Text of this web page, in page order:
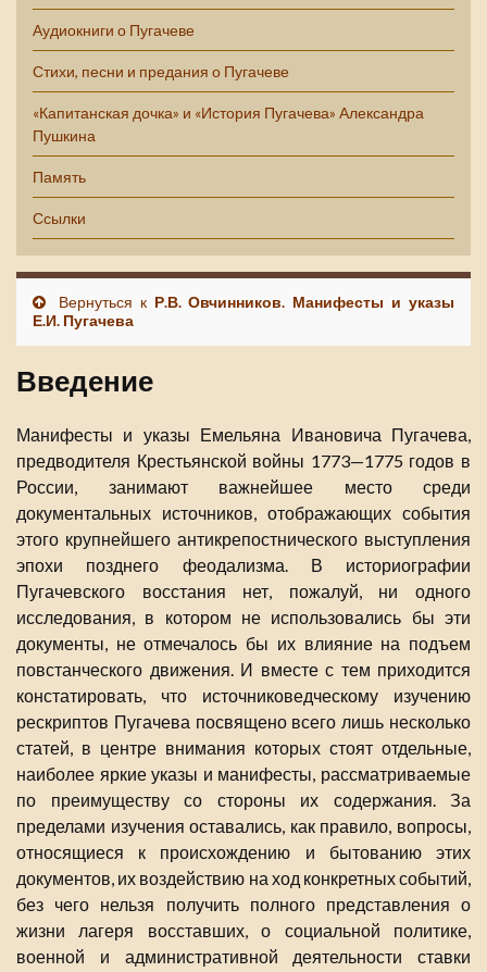
Аудиокниги о Пугачеве
Стихи, песни и предания о Пугачеве
«Капитанская дочка» и «История Пугачева» Александра
Пушкина
Память
Ссылки
Вернуться к Р.В. Овчинников. Манифесты и указы
Е.И. Пугачева
Введение
Манифесты и указы Емельяна Ивановича Пугачева,
предводителя Крестьянской войны 1773—1775 годов в
России, занимают важнейшее место среди
документальных источников, отображающих события
этого крупнейшего антикрепостнического выступления
эпохи позднего феодализма. В историографии
Пугачевского восстания нет, пожалуй, ни одного
исследования, в котором не использовались бы эти
документы, не отмечалось бы их влияние на подъем
повстанческого движения. И вместе с тем приходится
констатировать, что источниковедческому изучению
рескриптов Пугачева посвящено всего лишь несколько
статей, в центре внимания которых стоят отдельные,
наиболее яркие указы и манифесты, рассматриваемые
по преимуществу со стороны их содержания. За
пределами изучения оставались, как правило, вопросы,
относящиеся к происхождению и бытованию этих
документов, их воздействию на ход конкретных событий,
без чего нельзя получить полного представления о
жизни лагеря восставших, о социальной политике,
военной и административной деятельности ставки